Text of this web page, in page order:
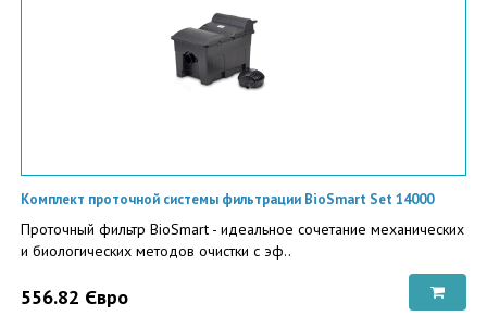
Комплект проточной системы фильтрации BioSmart Set 14000
Проточный фильтр BioSmart - идеальное сочетание механических
и биологических методов очистки с эф..
556.82 Євро